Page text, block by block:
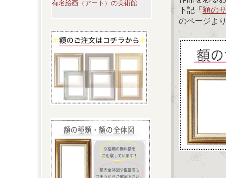
有名絵画（アート）の美術館
下記「額の
のページよ